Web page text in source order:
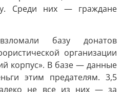
Среди них — граждане
базу донатов
организации
корпус». В базе — данные
этим предателям. 3,5
не все из них — за